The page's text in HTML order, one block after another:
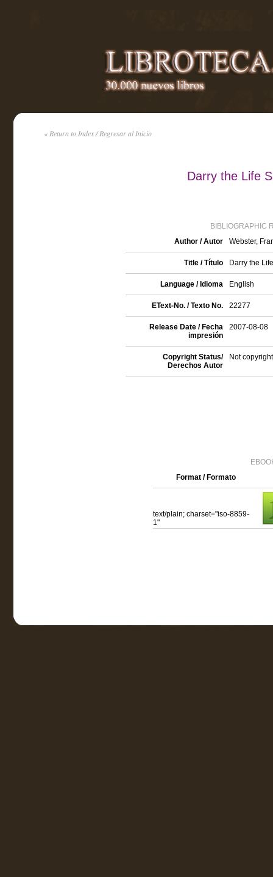
« Return to Index / Regresar al Inicio
Darry the Life
BIBLIOGRAPHIC
Author / Autor
Webster,
Title / Título Darry the
Language / Idioma English
EText-No. / Texto No. 22277
Release Date / Fecha
impresión
2007-08-08
Copyright Status/
Derechos Autor
Not
Format / Formato
text/plain; charset="iso-8859-
1"